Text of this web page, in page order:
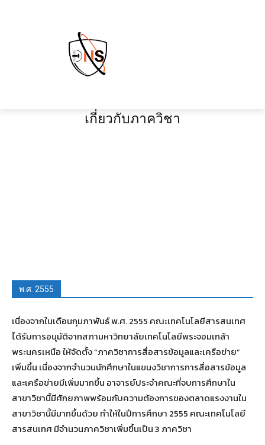
เกี่ยวกับภาควิชา
พ.ศ. 2555
เนื่องจากในเดือนกุมภาพันธ์ พ.ศ. 2555 คณะเทคโนโลยีสารสนเทศ
ได้รับการอนุมัติจากสภามหาวิทยาลัยเทคโนโลยีพระจอมเกล้า
พระนครเหนือ ให้จัดตั้ง “ภาควิชาการสื่อสารข้อมูลและเครือข่าย”
เพิ่มขึ้น เนื่องจากจำนวนนักศึกษาในแขนงวิชาการการสื่อสารข้อมูล
และเครือข่ายมีเพิ่มมากขึ้น อาจารย์ประจำคณะที่จบการศึกษาใน
สาขาวิชานี้มีศักยภาพพร้อมกับความต้องการของตลาดแรงงานใน
สาขาวิชานี้มีมากขึ้นด้วย ทำให้ในปีการศึกษา 2555 คณะเทคโนโลยี
สารสนเทศ มีจำนวนภาควิชาเพิ่มขึ้นเป็น 3 ภาควิชา